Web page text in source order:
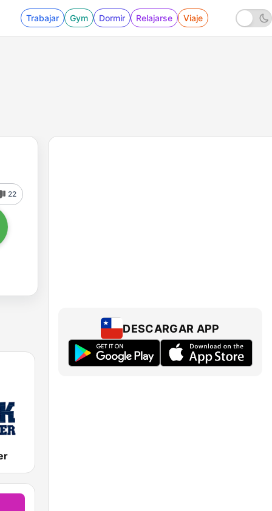
Trabajar Gym Dormir Relajarse Viaje
22
DESCARGAR APP